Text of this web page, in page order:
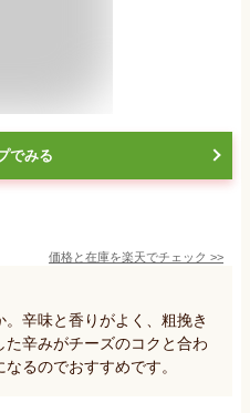
でみる
価格と在庫を楽天でチェック >>
辛味と香りがよく、粗挽き
辛みがチーズのコクと合わ
るのでおすすめです。